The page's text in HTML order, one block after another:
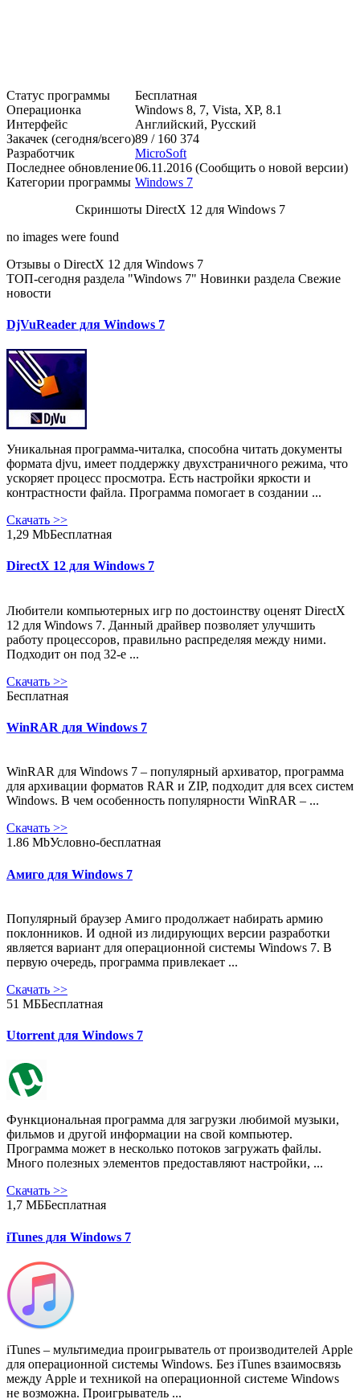
Статус программы
Бесплатная
Операционка
Windows 8, 7, Vista, XP, 8.1
Интерфейс
Английский, Русский
Закачек (сегодня/всего)89 / 160 374
Разработчик
MicroSoft
Последнее обновление06.11.2016 (Сообщить о новой версии)
Категории программы Windows 7
Скриншоты DirectX 12 для Windows 7
no images were found
Отзывы о DirectX 12 для Windows 7
ТОП-сегодня раздела "Windows 7" Новинки раздела Свежие
новости
DjVuReader для Windows 7
Уникальная программа-читалка, способна читать документы
формата djvu, имеет поддержку двухстраничного режима, что
ускоряет процесс просмотра. Есть настройки яркости и
контрастности файла. Программа помогает в создании ...
Скачать >>
1,29 MbБесплатная
DirectX 12 для Windows 7
Любители компьютерных игр по достоинству оценят DirectX
12 для Windows 7. Данный драйвер позволяет улучшить
работу процессоров, правильно распределяя между ними.
Подходит он под 32-е ...
Скачать >>
Бесплатная
WinRAR для Windows 7
WinRAR для Windows 7 – популярный архиватор, программа
для архивации форматов RAR и ZIP, подходит для всех систем
Windows. В чем особенность популярности WinRAR – ...
Скачать >>
1.86 MbУсловно-бесплатная
Амиго для Windows 7
Популярный браузер Амиго продолжает набирать армию
поклонников. И одной из лидирующих версии разработки
является вариант для операционной системы Windows 7. В
первую очередь, программа привлекает ...
Скачать >>
51 МББесплатная
Utorrent для Windows 7
Функциональная программа для загрузки любимой музыки,
фильмов и другой информации на свой компьютер.
Программа может в несколько потоков загружать файлы.
Много полезных элементов предоставляют настройки, ...
Скачать >>
1,7 МББесплатная
iTunes для Windows 7
iTunes – мультимедиа проигрыватель от производителей Apple
для операционной системы Windows. Без iTunes взаимосвязь
между Apple и техникой на операционной системе Windows
не возможна. Проигрыватель ...